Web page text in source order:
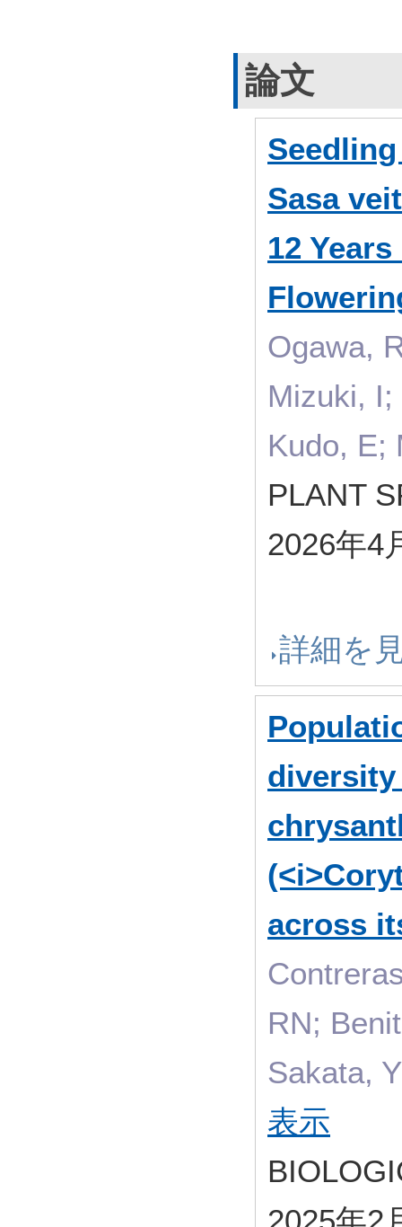
論文
Sasa
12
Ogawa,
Mizuki,
Kudo, E;
PLANT
2026年4
詳細を
across
RN;
Sakata,
表示